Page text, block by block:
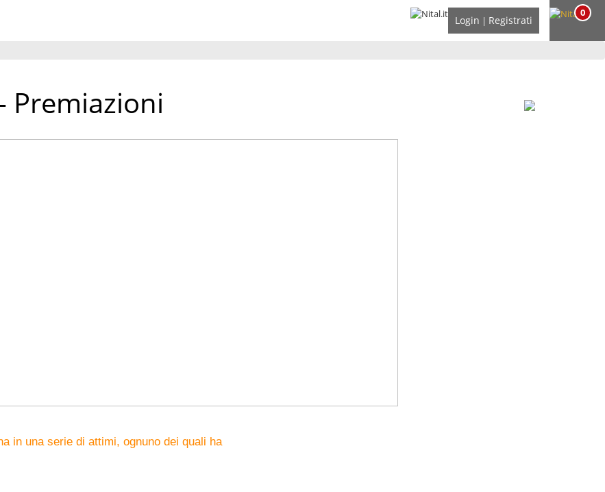
Login | Registrati
0
Premiazioni
in una serie di attimi, ognuno dei quali ha